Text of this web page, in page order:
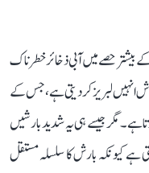
بیشتر حصے میں آبی ذخائر خطرناک
انہیں لبریز کر دیتی ہے، جس کے
ہے۔ مگر جیسے ہی یہ شدید بارشیں
ہے کیونکہ بارش کا سلسلہ مستقل